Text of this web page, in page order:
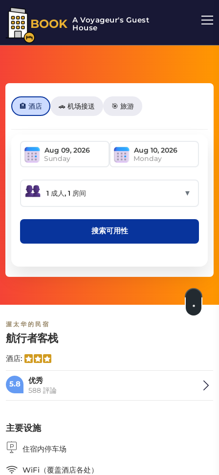
BOOK A Voyageur's Guest
House
🏨 酒店 🚗 机场接送 🎯 旅游
Sunday Monday
▼
搜索可用性
渥太华的民宿
航行者客栈
酒店:
5.8 优秀
588 評論
主要设施
住宿内停车场
WiFi（覆盖酒店各处）